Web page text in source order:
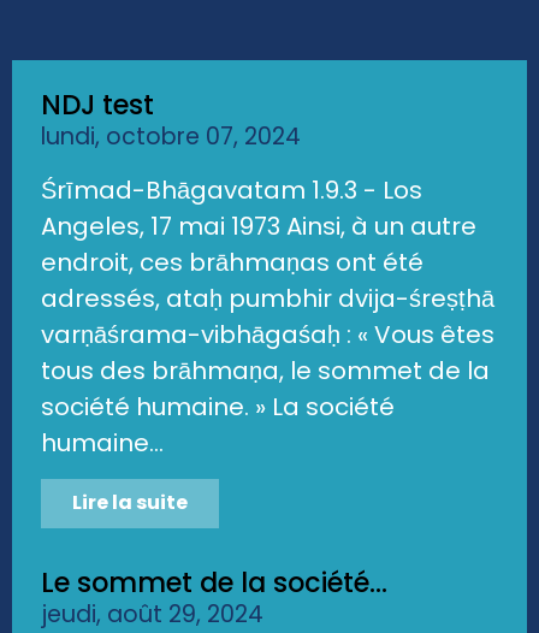
NDJ test
lundi, octobre 07, 2024
Śrīmad-Bhāgavatam 1.9.3 - Los
Angeles, 17 mai 1973 Ainsi, à un autre
endroit, ces brāhmaṇas ont été
adressés, ataḥ pumbhir dvija-śreṣṭhā
varṇāśrama-vibhāgaśaḥ : « Vous êtes
tous des brāhmaṇa, le sommet de la
société humaine. » La société
humaine...
Lire la suite
Le sommet de la société...
jeudi, août 29, 2024